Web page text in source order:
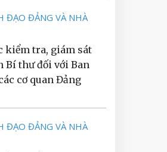
ĐẠO ĐẢNG VÀ NHÀ
kiểm tra, giám sát
Bí thư đối với Ban
cơ quan Đảng
ĐẠO ĐẢNG VÀ NHÀ